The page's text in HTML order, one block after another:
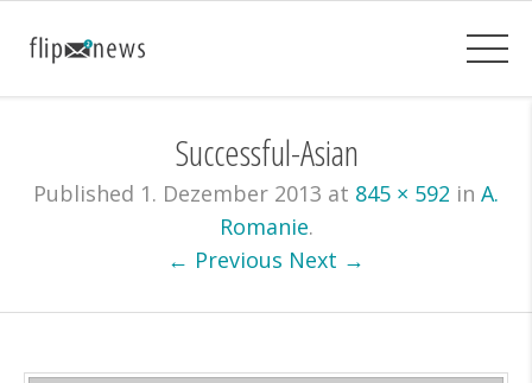
Successful-Asian
Published 1. Dezember 2013 at 845 × 592 in A.
Romanie.
← Previous Next →